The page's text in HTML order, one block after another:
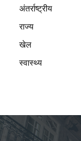
अंतर्राष्ट्रीय
राज्य
खेल
स्वास्थ्य